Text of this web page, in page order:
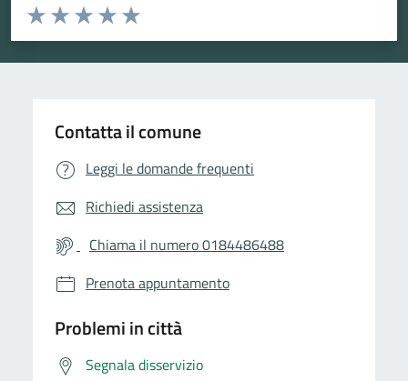
Valuta da 1 a 5 stelle la pagina
Valuta 5 stelle su 5
Valuta 4 stelle su 5
Valuta 3 stelle su 5
Valuta 2 stelle su 5
Valuta 1 stelle su 5
Contatta il comune
Leggi le domande frequenti
Richiedi assistenza
Chiama il numero 0184486488
Prenota appuntamento
Problemi in città
Segnala disservizio